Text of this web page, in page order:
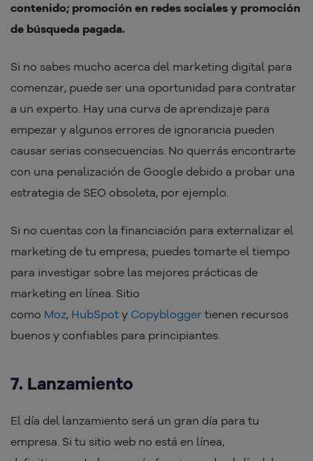
contenido; promoción en redes sociales y promoción
de búsqueda pagada.
Si no sabes mucho acerca del marketing digital para
comenzar, puede ser una oportunidad para contratar
a un experto. Hay una curva de aprendizaje para
empezar y algunos errores de ignorancia pueden
causar serias consecuencias. No querrás encontrarte
con una penalización de Google debido a probar una
estrategia de SEO obsoleta, por ejemplo.
Si no cuentas con la financiación para externalizar el
marketing de tu empresa; puedes tomarte el tiempo
para investigar sobre las mejores prácticas de
marketing en línea. Sitio
como Moz, HubSpot y Copyblogger tienen recursos
buenos y confiables para principiantes.
7. Lanzamiento
El día del lanzamiento será un gran día para tu
empresa. Si tu sitio web no está en línea,